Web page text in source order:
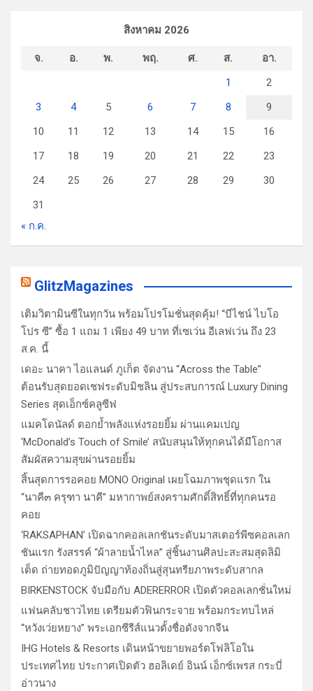
สิงหาคม 2026
จ. อ. พ. พฤ. ศ. ส.
อา.
1
2
3
4 5 6 7 8
9
10
11 12 13 14 15
16
17
18 19 20 21 22
23
24
25 26 27 28 29
30
31
« ก.ค.
GlitzMagazines
เติมวิตามินซีในทุกวัน พร้อมโปรโมชั่นสุดคุ้ม! “บีไชน์ ไบโอ
โปร ซี” ซื้อ 1 แถม 1 เพียง 49 บาท ที่เซเว่น อีเลฟเว่น ถึง 23
ส.ค. นี้
เดอะ นาคา ไอแลนด์ ภูเก็ต จัดงาน “Across the Table”
ต้อนรับสุดยอดเชฟระดับมิชลิน สู่ประสบการณ์ Luxury Dining
Series สุดเอ็กซ์คลูซีฟ
แมคโดนัลด์ ตอกย้ำพลังแห่งรอยยิ้ม ผ่านแคมเปญ
‘McDonald’s Touch of Smile’ สนับสนุนให้ทุกคนได้มีโอกาส
สัมผัสความสุขผ่านรอยยิ้ม
สิ้นสุดการรอคอย MONO Original เผยโฉมภาพชุดแรก ใน
“นาคี๓ ครุฑา นาคี” มหากาพย์สงครามศักดิ์สิทธิ์ที่ทุกคนรอ
คอย
‘RAKSAPHAN’ เปิดฉากคอลเลกชันระดับมาสเตอร์พีซคอลเลก
ชันแรก รังสรรค์ “ผ้าลายน้ำไหล” สู่ชิ้นงานศิลปะสะสมสุดลิมิ
เต็ด ถ่ายทอดภูมิปัญญาท้องถิ่นสู่สุนทรียภาพระดับสากล
BIRKENSTOCK จับมือกับ ADERERROR เปิดตัวคอลเลกชั่นใหม่
แฟนคลับชาวไทย เตรียมตัวฟินกระจาย พร้อมกระทบไหล่
“หวังเว่ยหยาง” พระเอกซีรีส์แนวตั้งชื่อดังจากจีน
IHG Hotels & Resorts เดินหน้าขยายพอร์ตโฟลิโอใน
ประเทศไทย ประกาศเปิดตัว ฮอลิเดย์ อินน์ เอ็กซ์เพรส กระบี่
อ่าวนาง